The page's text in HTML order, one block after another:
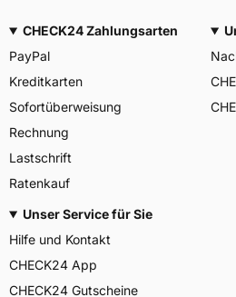
CHECK24 Zahlungsarten
PayPal
Kreditkarten
Sofortüberweisung
Rechnung
Lastschrift
Ratenkauf
Unser Service für Sie
Hilfe und Kontakt
CHECK24 App
CHECK24 Gutscheine